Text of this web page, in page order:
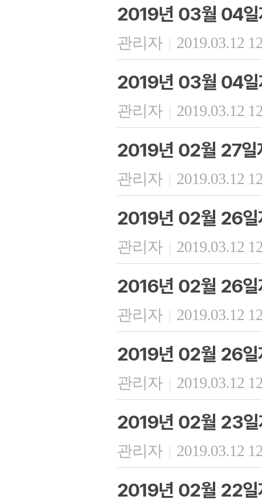
2019년 03월 04일
관리자 | 2019.03.12
2019년 03월 04일
관리자 | 2019.03.12
2019년 02월 27일
관리자 | 2019.03.12
2019년 02월 26일
관리자 | 2019.03.12
2016년 02월 26일
관리자 | 2019.03.12
2019년 02월 26일
관리자 | 2019.03.12
2019년 02월 23일
관리자 | 2019.03.12
2019년 02월 22일